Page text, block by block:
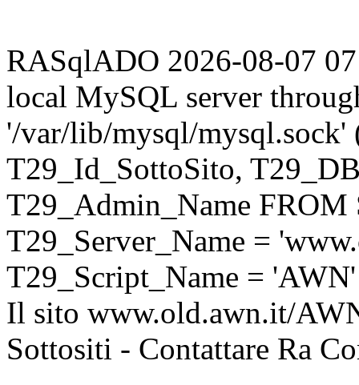
RASqlADO 2026-08-07
local MySQL server
'/var/lib/mysql/mysql.sock'
T29_Id_SottoSito,
T29_Admin_Name
T29_Server_Name =
T29_Script_Name = 'AWN'
Il sito www.old.awn.it/
Sottositi - Contattare Ra